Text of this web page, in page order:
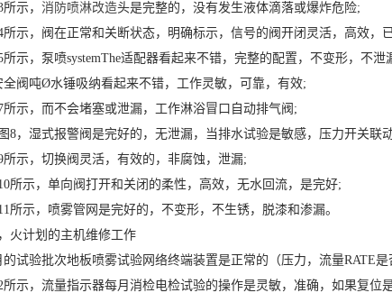
示， 消防喷淋改造头是完整的，没有发生液体滴落或爆炸危险;
所示，阀在正常和关断状态，明确标示，信号的阀开闭灵活，高效，
所示，泵喷systemThe适配器看起来不错，完整的配置，不变形，不泄
全阀吨Ø水锤吸纳看起来不错，工作灵敏，可靠，有效;
所示，而不会堵塞或泄漏，工作淋浴冒口自动排气阀;
8，湿式报警阀是完好的，无泄漏，当排水试验是敏感，压力开关联
所示，切换阀灵活，有效的，非腐蚀，泄漏;
所示，单向阀打开和关闭的柔性，高效，无水回流，是完好;
所示，喷雾管网是完好的，不变形，不生锈，脱漆和渗漏。
火计划的主机维修工作
的试验批次地板喷雾试验网络终端装置是正常的（压力，流量RATE
所示，流量指示器每月消检电检试验的操作是灵敏，准确，如果复